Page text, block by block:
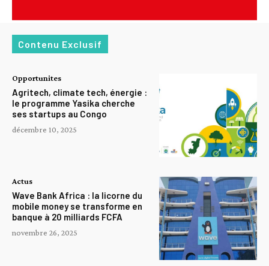
Contenu Exclusif
Opportunites
Agritech, climate tech, énergie :
le programme Yasika cherche
ses startups au Congo
décembre 10, 2025
Actus
Wave Bank Africa : la licorne du
mobile money se transforme en
banque à 20 milliards FCFA
novembre 26, 2025